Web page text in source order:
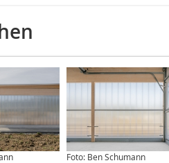
Foto: Ben Schumann